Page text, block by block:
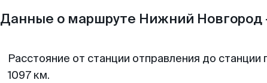
Данные о маршруте Нижний Новгород
Расстояние от станции отправления до станции
1097 км.